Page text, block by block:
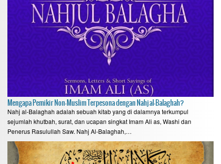
Mengapa Pemikir Non-Muslim Terpesona dengan Nahj al-Balaghah?
Nahj al-Balaghah adalah sebuah kitab yang di dalamnya terkumpul
sejumlah khutbah, surat, dan ucapan singkat Imam Ali as, Washi dan
Penerus Rasulullah Saw. Nahj Al-Balaghah,…